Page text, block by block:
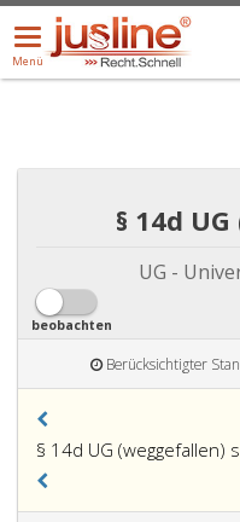
Menü
öffnen/schließen
Menü
ALLE DROPDOWN:
§ 14d
UG -
beobachten
Berücksichtigter
§ 14d UG (weggefallen)